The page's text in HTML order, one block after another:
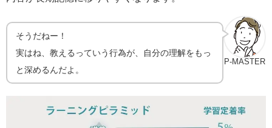
P-MASTER
そうだねー！
実はね、教えるっていう行為が、自分の理解をもっ
と深めるんだよ。